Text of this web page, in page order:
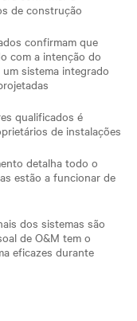
de construção
confirmam que
com a intenção do
sistema integrado
qualificados é
de instalações
detalha todo o
estão a funcionar de
dos sistemas são
de O&M tem o
eficazes durante